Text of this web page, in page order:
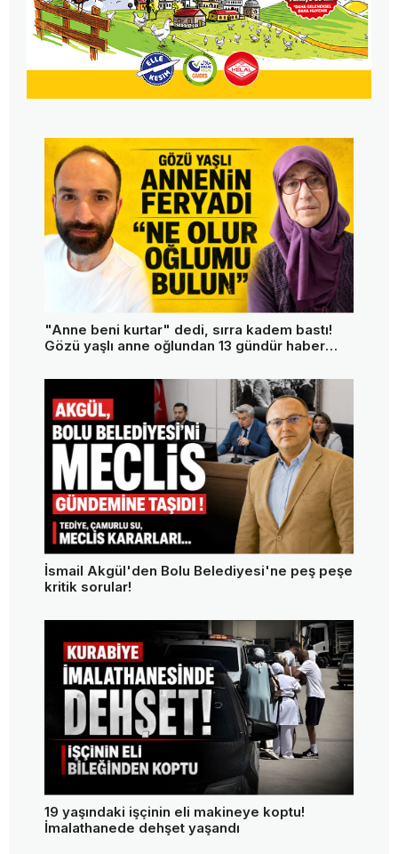
"Anne beni kurtar" dedi, sırra kadem bastı!
Gözü yaşlı anne oğlundan 13 gündür haber
İsmail Akgül'den Bolu Belediyesi'ne peş peşe
kritik sorular!
19 yaşındaki işçinin eli makineye koptu!
İmalathanede dehşet yaşandı